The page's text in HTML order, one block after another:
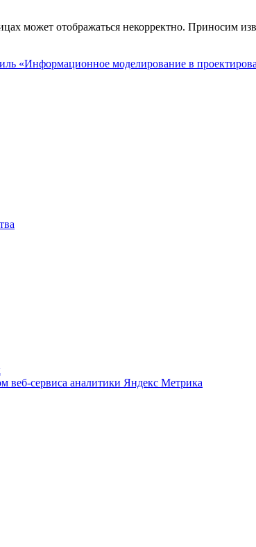
может отображаться некорректно. Приносим
«Информационное моделирование в
веб-сервиса аналитики Яндекс Метрика